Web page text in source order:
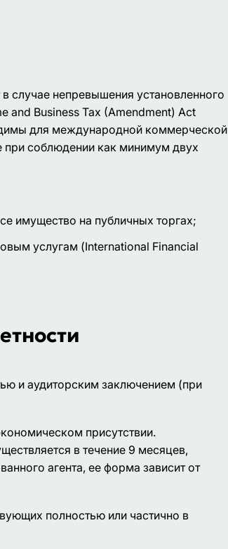
случае непревышения установленного
and Business Tax (Amendment) Act
для международной коммерческой
при соблюдении как минимум двух
имущество на публичных торгах;
услугам (International Financial
и аудиторским заключением (при
присутствии.
в течение 9 месяцев,
агента, ее форма зависит от
полностью или частично в